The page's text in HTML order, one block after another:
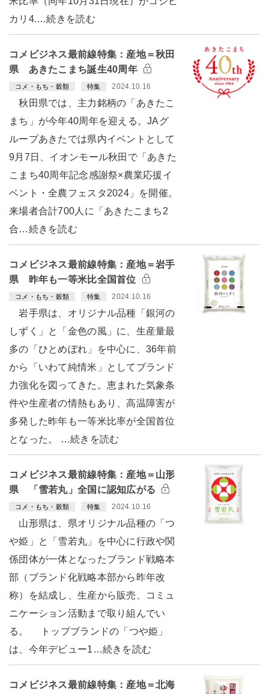
カリ4.…続きを読む
コメビジネス最前線特集：産地＝秋田
県 あきたこまち誕生40周年
コメ・もち・穀類 特集 2024.10.16
秋田県では、主力銘柄の「あきたこ
まち」が今年40周年を迎える。JAグ
ループあきたでは県内イベントとして
9月7日、イオンモール秋田で「あきた
こまち40周年記念感謝祭×農業応援イ
ベント・全農フェスタ2024」を開催。
来場者合計700人に「あきたこまち2
合…続きを読む
コメビジネス最前線特集：産地＝岩手
県 昨年も一等米比全国首位
コメ・もち・穀類 特集 2024.10.16
岩手県は、オリジナル品種「銀河の
しずく」と「金色の風」に、生産量最
多の「ひとめぼれ」を中心に、36年前
から「いわて純情米」としてブランド
力強化を図ってきた。恵まれた気象条
件や生産者の情熱もあり、高温障害が
多発した昨年も一等米比率が全国首位
となった。 …続きを読む
コメビジネス最前線特集：産地＝山形
県 「雪若丸」全国に認知広がる
コメ・もち・穀類 特集 2024.10.16
山形県は、県オリジナル品種の「つ
や姫」と「雪若丸」を中心に行政や関
係団体が一体となったブランド戦略本
部（ブランド化戦略本部から昨年改
称）を結成し、生産から販売、コミュ
ニケーション活動まで取り組んでい
る。 トップブランドの「つや姫」
は、今年デビュー1…続きを読む
コメビジネス最前線特集：産地＝北海